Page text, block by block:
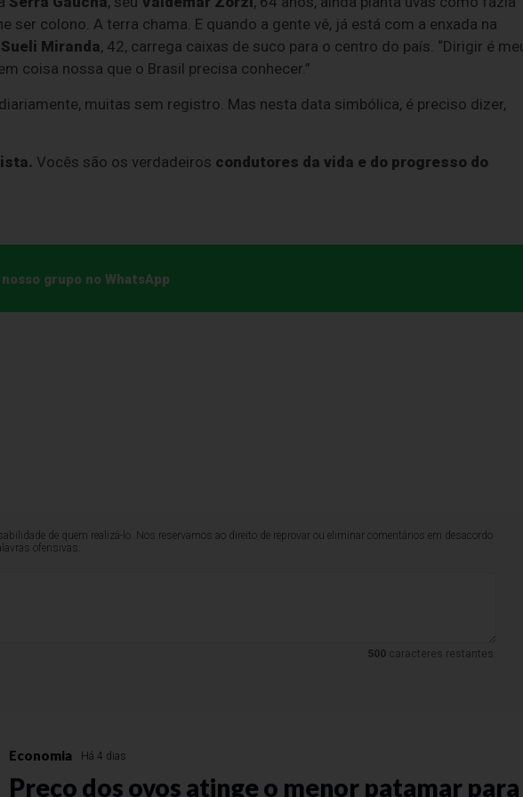
ser colono. A terra chama. E quando a gente vê, já está com a enxada na
Sueli Miranda, 42, carrega caixas de suco para o centro do país. “Dirigir é
coisa nossa que o Brasil precisa conhecer.”
muitas sem registro. Mas nesta data simbólica, é preciso dizer,
Vocês são os verdadeiros condutores da vida e do progresso do
grupo no WhatsApp
de quem realizá-lo. Nos reservamos ao direito de reprovar ou eliminar comentários em desacordo
ofensivas.
500caracteres restantes.
Economia Há 4 dias
Preço dos ovos atinge o menor patamar para